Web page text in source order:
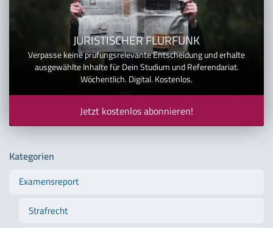
JURISTISCHER FLURFUNK
Verpasse keine prüfungsrelevante Entscheidung und erhalte
ausgewählte Inhalte für Dein Studium und Referendariat.
Wöchentlich. Digital. Kostenlos.
Jetzt kostenlos abonnieren!
Kategorien
Examensreport
Strafrecht